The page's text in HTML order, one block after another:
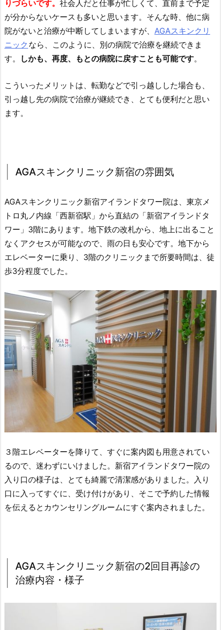
りづらいです。 社会人だと仕事が忙しくて、直前まで予定
が分からないケースも多いと思います。そんな時、他に病
院がないと治療が中断してしまいますが、 AGAスキンクリ
ニック なら、このように、別の病院で治療を継続できま
す。
しかも、再度、もとの病院に戻すことも可能です。
こういったメリットは、転勤などで引っ越しした場合も、
引っ越し先の病院で治療が継続でき、とても便利だと思い
ます。
AGAスキンクリニック新宿の雰囲気
AGAスキンクリニック新宿アイランドタワー院は、東京メ
トロ丸ノ内線「西新宿駅」から直結の「新宿アイランドタ
ワー」3階にあります。地下鉄の改札から、地上に出ること
なくアクセスが可能なので、雨の日も安心です。地下から
エレベーターに乗り、3階のクリニックまで所要時間は、徒
歩3分程度でした。
３階エレベーターを降りて、すぐに案内図も用意されてい
るので、迷わずにいけました。新宿アイランドタワー院の
入り口の様子は、とても綺麗で清潔感がありました。入り
口に入ってすぐに、受け付けがあり、そこで予約した情報
を伝えるとカウンセリングルームにすぐ案内されました。
AGAスキンクリニック新宿の2回目再診の
治療内容・様子